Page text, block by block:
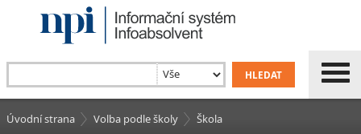
Úvodní strana Volba podle školy Škola